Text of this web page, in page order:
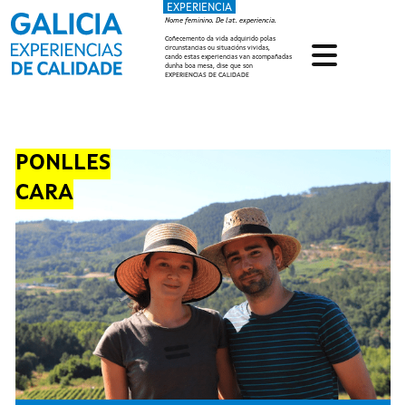
Ir o contido principal
EXPERIENCIA
Nome feminino. De lat. experiencia.
Coñecemento da vida adquirido polas
circunstancias ou situacións vividas,
cando estas experiencias van acompañadas
dunha boa mesa, dise que son
EXPERIENCIAS DE CALIDADE
PONLLES
CARA